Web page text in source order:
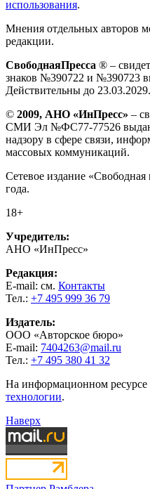
использования.
Мнения отдельных авторов
редакции.
СвободнаяПресса ® –
знаков №390722 и №390723
Действительны до 23.03.2029.
© 2009, АНО «ИнПресс» –
СМИ Эл №ФС77-77526
надзору в сфере связи,
массовых коммуникаций.
Сетевое издание «Свободная
года.
18+
Учредитель:
АНО «ИнПресс»
Редакция:
E-mail: см. Контакты
Тел.: +7 495 999 36 79
Издатель:
ООО «Авторское бюро»
E-mail: 7404263@mail.ru
Тел.: +7 495 380 41 32
На информационном
технологии.
Наверх